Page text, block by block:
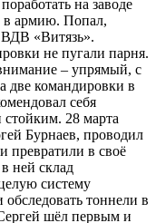
на заводе
в армию. Попал,
ВДВ «Витязь».
не пугали парня.
– упрямый, с
две командировки в
себя
28 марта
Бурнаев, проводил
превратили в своё
ней склад
систему
тоннели в
шёл первым и